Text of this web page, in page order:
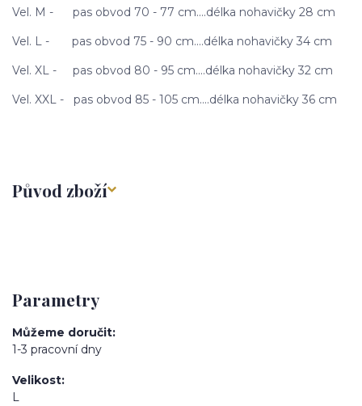
Vel. M - pas obvod 70 - 77 cm....délka nohavičky 28 cm
Vel. L - pas obvod 75 - 90 cm....délka nohavičky 34 cm
Vel. XL - pas obvod 80 - 95 cm....délka nohavičky 32 cm
Vel. XXL - pas obvod 85 - 105 cm....délka nohavičky 36 cm
Původ zboží
Parametry
Můžeme doručit
1-3 pracovní dny
Velikost
L